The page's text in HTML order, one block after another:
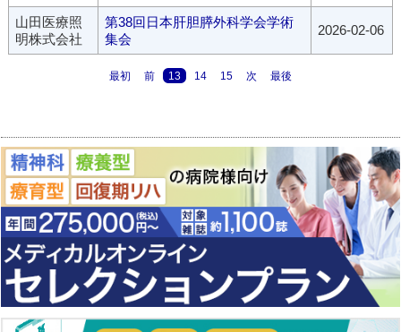
山田医療照
明株式会社
第38回日本肝胆膵外科学会学術
集会
2026-02-06
最初 前 13 14 15 次 最後